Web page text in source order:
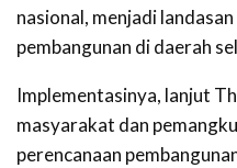
nasional, menjadi
pembangunan di daerah
Implementasinya, lanjut
masyarakat dan
perencanaan